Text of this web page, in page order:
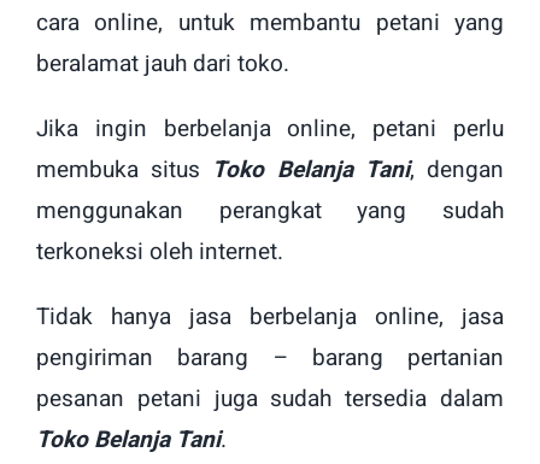
cara online, untuk membantu petani yang
beralamat jauh dari toko.
Jika ingin berbelanja online, petani perlu
membuka situs Toko Belanja Tani, dengan
menggunakan perangkat yang sudah
terkoneksi oleh internet.
Tidak hanya jasa berbelanja online, jasa
pengiriman barang – barang pertanian
pesanan petani juga sudah tersedia dalam
Toko Belanja Tani.